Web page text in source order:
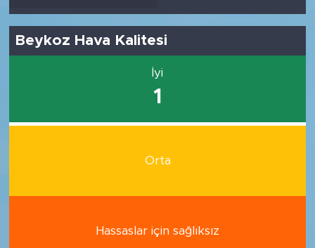
Beykoz Hava Kalitesi
İyi
1
Orta
Hassaslar için sağlıksız